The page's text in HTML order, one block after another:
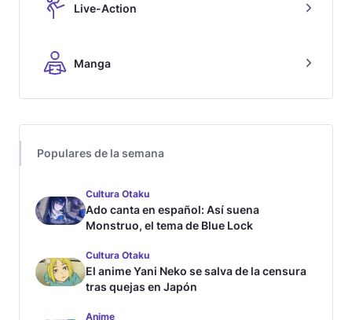
Live-Action
Manga
Populares de la semana
Cultura Otaku
Ado canta en español: Así suena
Monstruo, el tema de Blue Lock
Cultura Otaku
El anime Yani Neko se salva de la censura
tras quejas en Japón
Anime